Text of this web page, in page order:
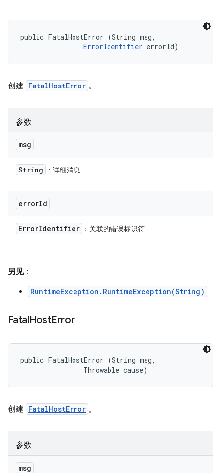
public FatalHostError (String msg,
ErrorIdentifier errorId)
创建 FatalHostError 。
参数
msg
String ：详细消息
errorId
ErrorIdentifier ：关联的错误标识符
另见：
RuntimeException.RuntimeException(String)
FatalHostError
public FatalHostError (String msg,
                Throwable cause)
创建 FatalHostError 。
参数
msg